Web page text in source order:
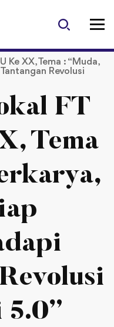
Ke XX, Tema : “Muda,
Revolusi
FT
Tema